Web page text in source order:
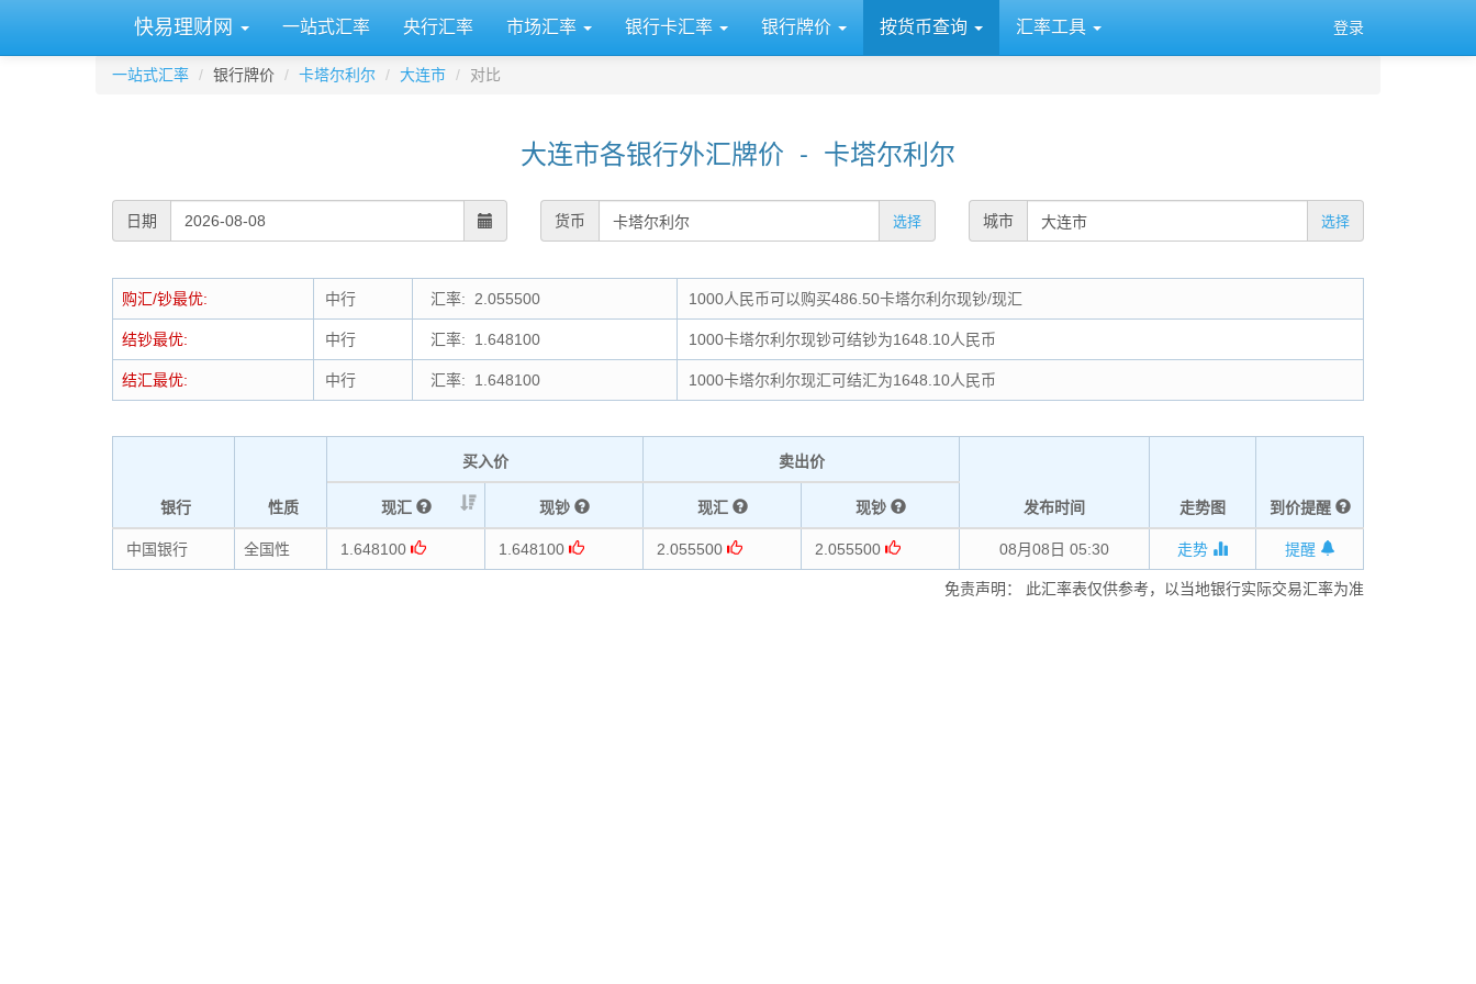
快易理财网 一站式汇率 央行汇率 市场汇率 银行卡汇率 银行牌价 按货币查询 汇率工具 登录
一站式汇率 银行牌价 卡塔尔利尔 大连市 对比
大连市各银行外汇牌价 - 卡塔尔利尔
日期 货币 选择 城市 选择
购汇/钞最优: 中行 汇率: 2.055500 1000人民币可以购买486.50卡塔尔利尔现钞/现汇
结钞最优: 中行 汇率: 1.648100 1000卡塔尔利尔现钞可结钞为1648.10人民币
结汇最优: 中行 汇率: 1.648100 1000卡塔尔利尔现汇可结汇为1648.10人民币
银行 性质
买入价 卖出价
发布时间 走势图 到价提醒
现汇 现钞 现汇 现钞
中国银行 全国性 1.648100 1.648100 2.055500 2.055500 08月08日 05:30 走势 提醒
免责声明： 此汇率表仅供参考，以当地银行实际交易汇率为准